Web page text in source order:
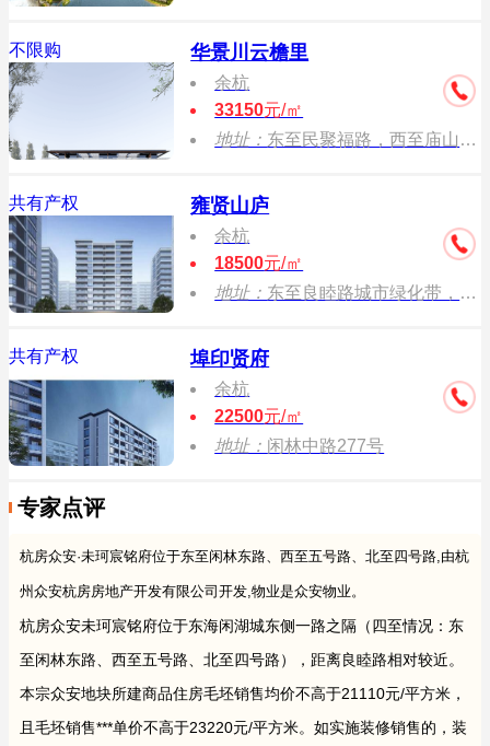
不限购 华景川云檐里
余杭
33150元/㎡
地址： 东至民聚福路，西至庙山南路，南至闲林东路，北至规划公园绿地。
共有产权 雍贤山庐
余杭
18500元/㎡
地址： 东至良睦路城市绿化带，至八号路，北至联荣安置房，南至规划道路
共有产权 埠印贤府
余杭
22500元/㎡
地址： 闲林中路277号
专家点评
杭房众安·未珂宸铭府位于东至闲林东路、西至五号路、北至四号路,由杭
州众安杭房房地产开发有限公司开发,物业是众安物业。
杭房众安未珂宸铭府位于东海闲湖城东侧一路之隔（四至情况：东
至闲林东路、西至五号路、北至四号路），距离良睦路相对较近。
本宗众安地块所建商品住房毛坯销售均价不高于21110元/平方米，
且毛坯销售***单价不高于23220元/平方米。如实施装修销售的，装